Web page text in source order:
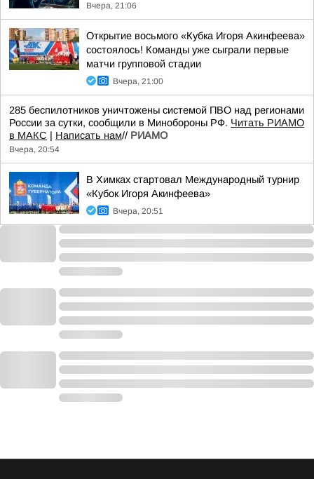
Вчера, 21:06
Открытие восьмого «Кубка Игоря Акинфеева»
состоялось! Команды уже сыграли первые
матчи групповой стадии
Вчера, 21:00
285 беспилотников уничтожены системой ПВО над регионами
России за сутки, сообщили в Минобороны РФ. Читать РИАМО
в МАКС | Написать нам// РИАМО
Вчера, 20:54
В Химках стартовал Международный турнир
«Кубок Игоря Акинфеева»
Вчера, 20:51